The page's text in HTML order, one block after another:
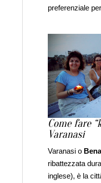
preferenziale
Come fare
Varanasi
Varanasi o
ribattezzata
inglese), è la